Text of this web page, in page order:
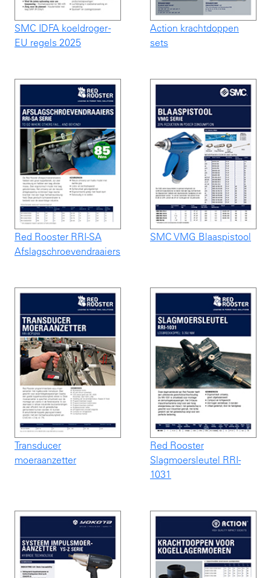
SMC IDFA koeldroger -
EU regels 2025
Action krachtdoppen
sets
Red Rooster RRI-SA
Afslagschroevendraaiers
SMC VMG Blaaspistool
Transducer
moeraanzetter
Red Rooster
Slagmoersleutel RRI-
1031